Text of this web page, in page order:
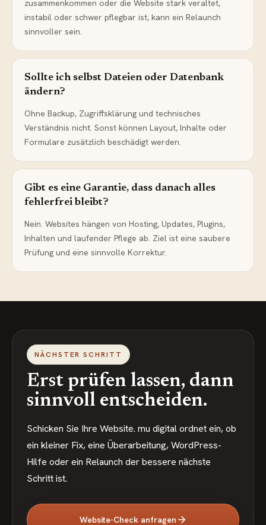
zusammenkommen oder die Website stark veraltet,
instabil oder schwer pflegbar ist, kann ein Relaunch
sinnvoller sein.
Sollte ich selbst Dateien oder Datenbank
ändern?
Ohne Backup, Zugriffsklärung und technisches
Verständnis nicht. Sonst können Layout, Inhalte oder
Formulare zusätzlich beschädigt werden.
Gibt es eine Garantie, dass danach alles
fehlerfrei bleibt?
Nein. Websites hängen von Hosting, Updates, Plugins,
Inhalten und laufender Pflege ab. Ziel ist eine saubere
Prüfung und eine sinnvolle Korrektur.
NÄCHSTER SCHRITT
Erst prüfen lassen, dann
sinnvoll entscheiden.
Schicken Sie Ihre Website. mu digital ordnet ein, ob
ein kleiner Fix, eine Überarbeitung, WordPress-
Hilfe oder ein Relaunch der bessere nächste
Schritt ist.
Website-Check anfragen